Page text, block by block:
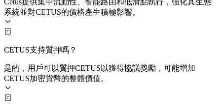
系統並對CETUS的價格產生積極影響。
CETUS支持質押嗎？
是的，用戶可以質押CETUS以獲得協議獎勵，可能增加
CETUS加密貨幣的整體價值。